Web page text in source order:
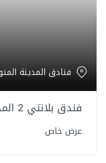
فنادق المدينة
فندق بلانتي 2 المدينة المنورة
عرض خاص